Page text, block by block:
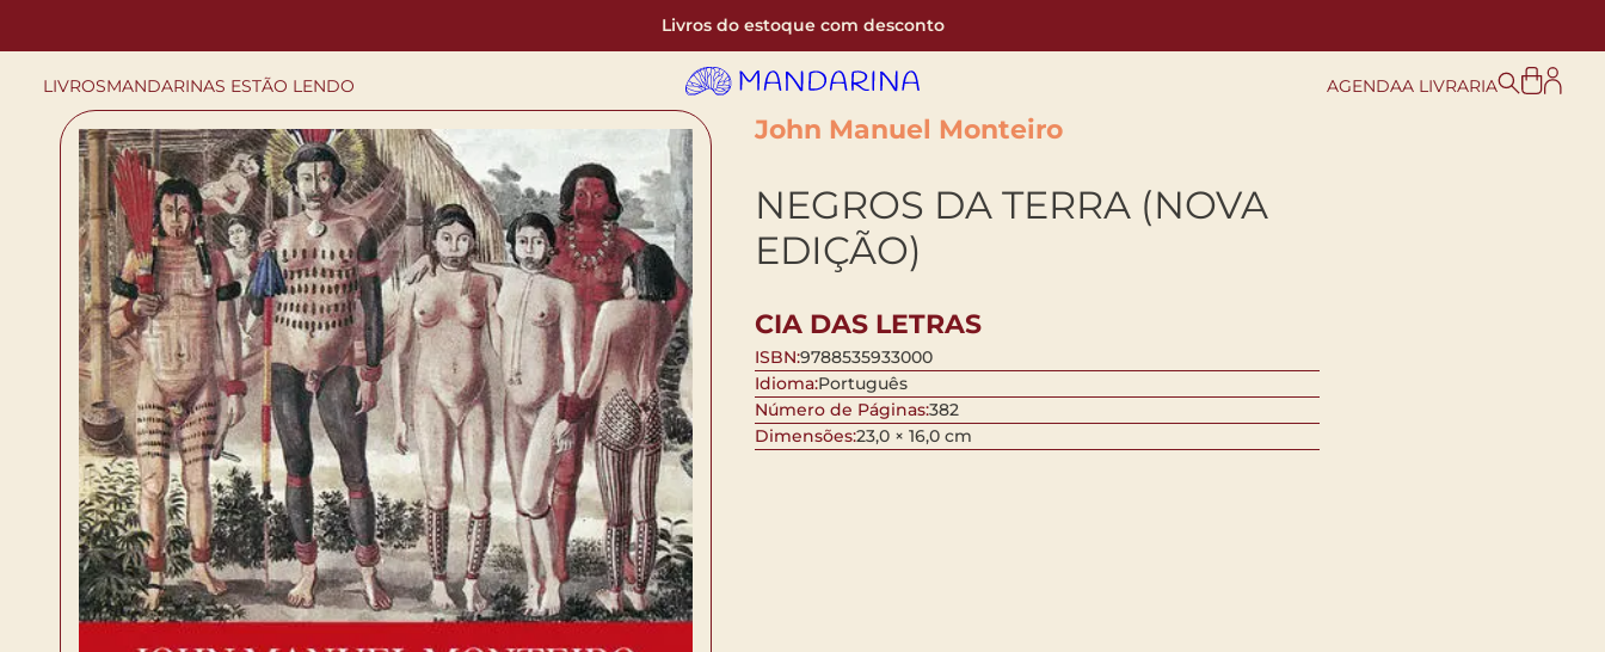
Livros do estoque com desconto
LIVROSMANDARINAS ESTÃO LENDO AGENDAA LIVRARIA
John Manuel Monteiro
NEGROS DA TERRA (NOVA
EDIÇÃO)
CIA DAS LETRAS
ISBN:9788535933000
Idioma:Português
Número de Páginas:382
Dimensões:23,0 × 16,0 cm